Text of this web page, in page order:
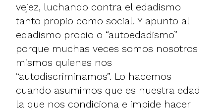
vejez, luchando contra el edadismo
tanto propio como social. Y apunto al
edadismo propio o “autoedadismo”
porque muchas veces somos nosotros
mismos quienes nos
“autodiscriminamos”. Lo hacemos
cuando asumimos que es nuestra edad
la que nos condiciona e impide hacer